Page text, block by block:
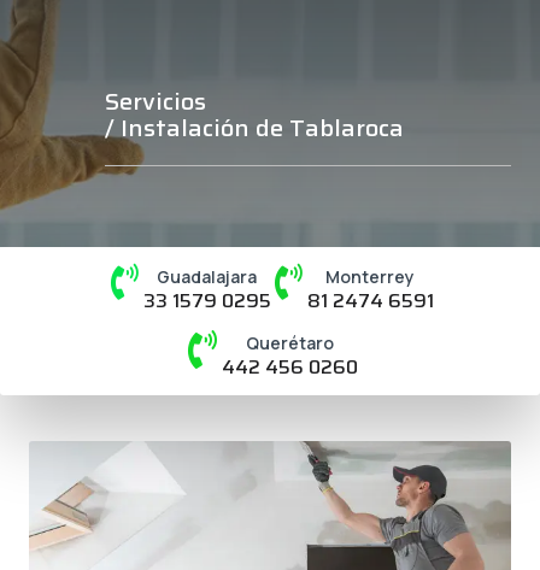
Servicios
/ Instalación de Tablaroca
Guadalajara
33 1579 0295
Monterrey
81 2474 6591
Querétaro
442 456 0260